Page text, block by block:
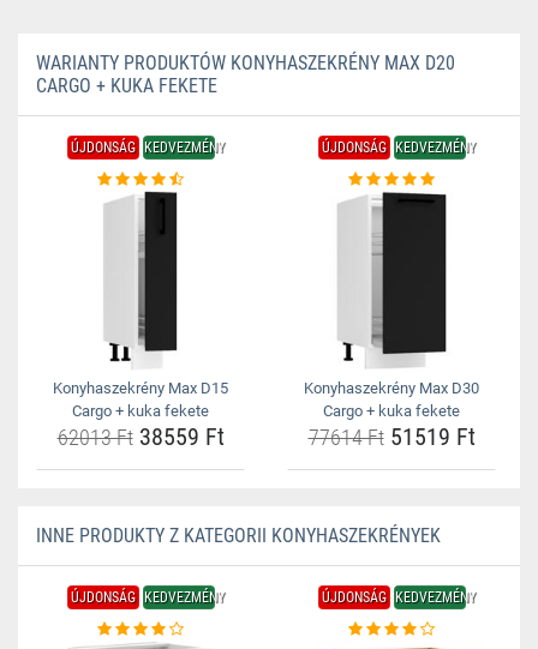
WARIANTY PRODUKTÓW KONYHASZEKRÉNY MAX D20
CARGO + KUKA FEKETE
ÚJDONSÁG KEDVEZMÉNY
Konyhaszekrény Max D15
Cargo + kuka fekete
62013 Ft38559 Ft
ÚJDONSÁG KEDVEZMÉNY
Konyhaszekrény Max D30
Cargo + kuka fekete
77614 Ft51519 Ft
INNE PRODUKTY Z KATEGORII KONYHASZEKRÉNYEK
ÚJDONSÁG KEDVEZMÉNY ÚJDONSÁG KEDVEZMÉNY